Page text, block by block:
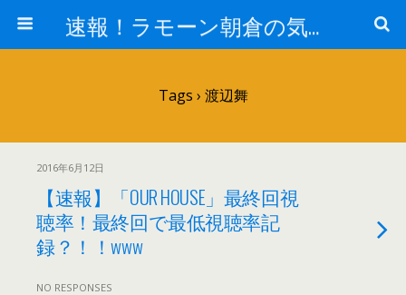
速報！ラモーン朝倉の気になるトレンド！
Tags › 渡辺舞
2016年6月12日
【速報】「OUR HOUSE」最終回視
聴率！最終回で最低視聴率記
録？！！www
NO RESPONSES